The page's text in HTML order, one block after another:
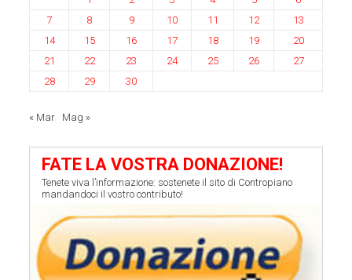
7
8 9 10 11 12
13
14
15 16 17 18 19
20
21
22 23 24 25 26
27
28
29 30
« Mar Mag »
FATE LA VOSTRA DONAZIONE!
Tenete viva l’informazione: sostenete il sito di Contropiano
mandandoci il vostro contributo!